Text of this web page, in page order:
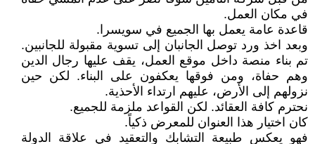
في مكان العمل.
قاعدة عامة يعمل بها الجميع في سويسرا.
وبعد اخذ ورد توصل الجانبان إلى تسوية مقبولة للجانبين.
تم بناء منصة داخل موقع العمل، يقف عليها رجال الدين
وهم حفاة، ومن فوقها يعكفون على البناء. لكن حين
نزولهم إلى الأرض، عليهم ارتداء الأحذية.
نحترم كافة العقائد. لكن القواعد ملزمة للجميع.
كان اختيار هذا العنوان للمعرض ذكياً.
فهو يعكس طبيعة التشابك والتعقيد في علاقة الدولة